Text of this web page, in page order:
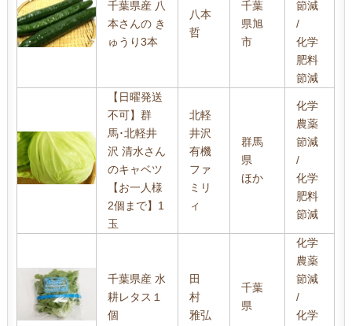
千葉県産 八
本さんの き
ゅうり3本
八本
哲
千葉
県旭
市
節減
/
化学
肥料
節減
【日曜発送
不可】群
馬･北軽井
沢 清水さん
のキャベツ
【お一人様
2個まで】1
玉
北軽
井沢
有機
ファ
ミリ
ィ
群馬
県
ほか
化学
農薬
節減
/
化学
肥料
節減
千葉県産 水
耕レタス１
個
田
村
雅弘
千葉
県
化学
農薬
節減
/
化学